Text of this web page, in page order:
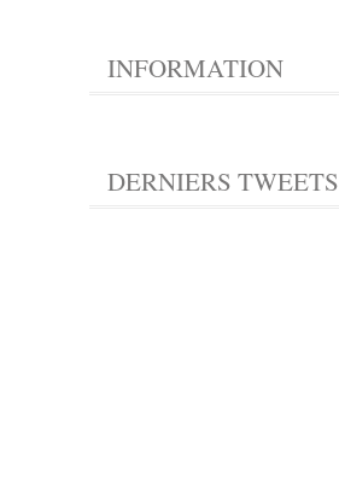
INFORMATION
DERNIERS TWEETS